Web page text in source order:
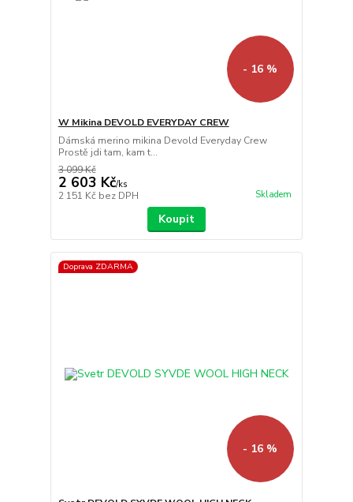
- 16 %
W Mikina DEVOLD EVERYDAY CREW
Dámská merino mikina Devold Everyday Crew
Prostě jdi tam, kam t...
3 099 Kč
2 603 Kč/ks
2 151 Kč bez DPH Skladem
Koupit
Doprava ZDARMA
- 16 %